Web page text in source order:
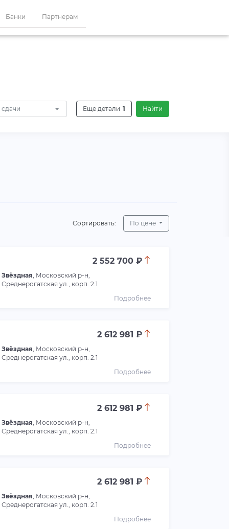
Банки Партнерам
Еще детали 1 Найти
Сортировать: По цене
2 552 700 ₽
Звёздная, Московский р-н,
Среднерогатская ул., корп. 2.1
Подробнее
2 612 981 ₽
Звёздная, Московский р-н,
Среднерогатская ул., корп. 2.1
Подробнее
2 612 981 ₽
Звёздная, Московский р-н,
Среднерогатская ул., корп. 2.1
Подробнее
2 612 981 ₽
Звёздная, Московский р-н,
Среднерогатская ул., корп. 2.1
Подробнее